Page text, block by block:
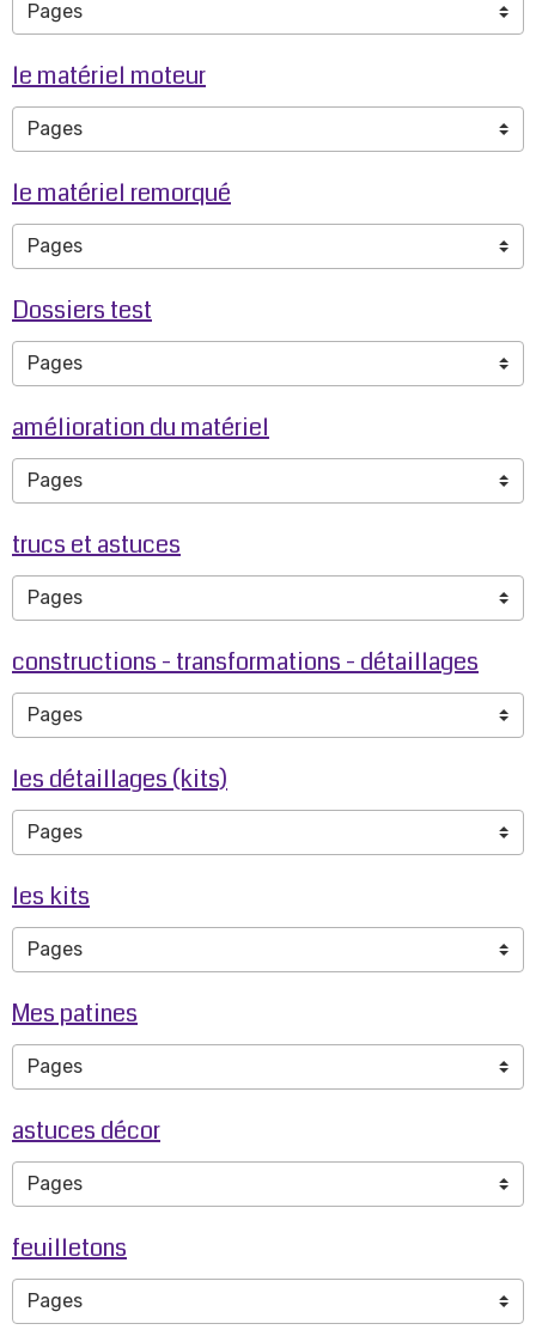
le matériel moteur
le matériel remorqué
Dossiers test
amélioration du matériel
trucs et astuces
constructions - transformations - détaillages
les détaillages (kits)
les kits
Mes patines
astuces décor
feuilletons